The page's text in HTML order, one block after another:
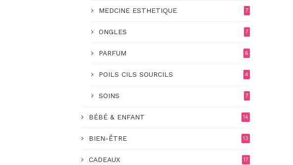
MEDCINE ESTHETIQUE 7
ONGLES 7
PARFUM 6
POILS CILS SOURCILS 4
SOINS 7
BÉBÉ & ENFANT 14
BIEN-ÊTRE 13
CADEAUX 17